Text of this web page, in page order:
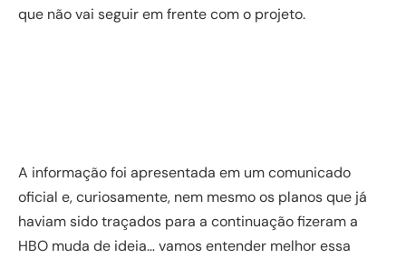
que não vai seguir em frente com o projeto.
A informação foi apresentada em um comunicado
oficial e, curiosamente, nem mesmo os planos que já
haviam sido traçados para a continuação fizeram a
HBO muda de ideia… vamos entender melhor essa